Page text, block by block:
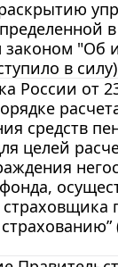
в
"Об
в силу)
России от
средств
целей
страховщика